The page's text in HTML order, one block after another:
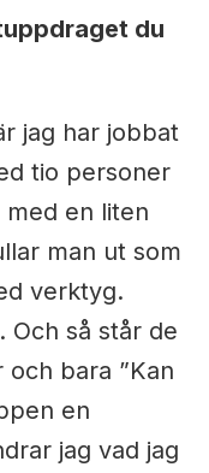
du
jag har jobbat
tio personer
en liten
man ut som
verktyg.
Och så står de
bara ”Kan
en
jag vad jag